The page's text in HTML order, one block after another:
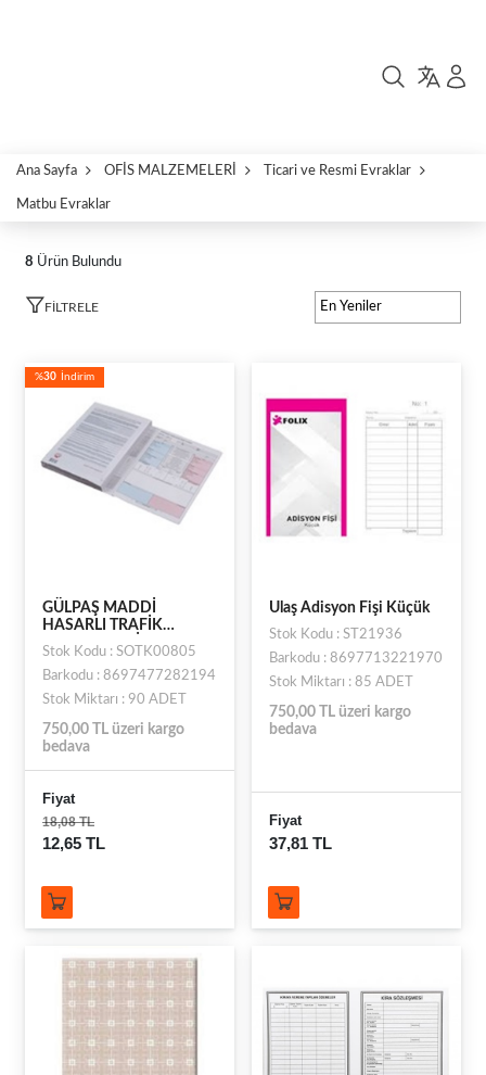
Ana Sayfa OFİS MALZEMELERİ Ticari ve Resmi Evraklar
Matbu Evraklar
8 Ürün Bulundu
FILTRELE
%30 İndirim
GÜLPAŞ MADDİ
HASARLI TRAFİK
KAZASI TESPİT
TUTANAĞI
Stok Kodu : SOTK00805
Barkodu : 8697477282194
Stok Miktarı : 90 ADET
750,00 TL üzeri kargo
bedava
Fiyat
18,08 TL
12,65 TL
Ulaş Adisyon Fişi Küçük
Stok Kodu : ST21936
Barkodu : 8697713221970
Stok Miktarı : 85 ADET
750,00 TL üzeri kargo
bedava
Fiyat
37,81 TL